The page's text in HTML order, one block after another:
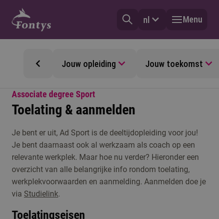
nl Menu
Jouw opleiding Jouw toekomst
Associate degree Sport
Toelating & aanmelden
Je bent er uit, Ad Sport is de deeltijdopleiding voor jou!
Je bent daarnaast ook al werkzaam als coach op een
relevante werkplek. Maar hoe nu verder? Hieronder een
overzicht van alle belangrijke info rondom toelating,
werkplekvoorwaarden en aanmelding. Aanmelden doe je
via Studielink.
Toelatingseisen